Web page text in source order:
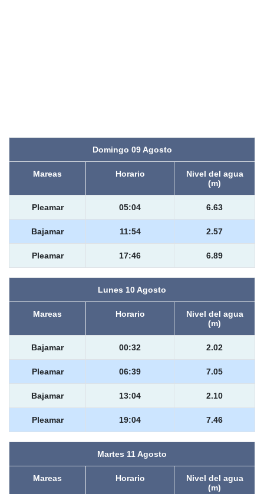
Domingo 09 Agosto
Mareas Horario
Nivel del agua
(m)
Pleamar 05:04 6.63
Bajamar 11:54 2.57
Pleamar 17:46 6.89
Lunes 10 Agosto
Mareas Horario
Nivel del agua
(m)
Bajamar 00:32 2.02
Pleamar 06:39 7.05
Bajamar 13:04 2.10
Pleamar 19:04 7.46
Martes 11 Agosto
Mareas Horario
Nivel del agua
(m)